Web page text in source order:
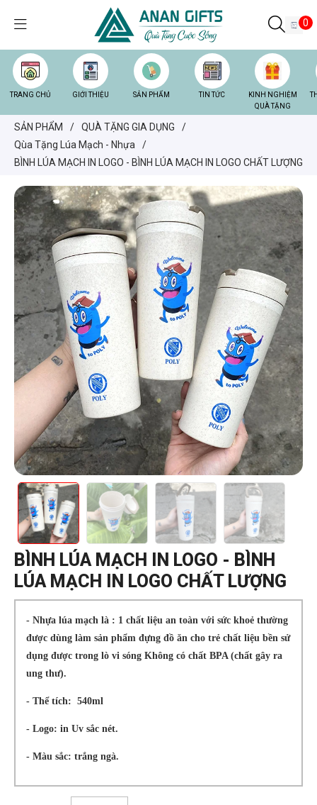
0
TRANG CHỦ GIỚI THIỆU SẢN PHẨM TIN TỨC
KINH NGHIỆM
QUÀ TẶNG
SẢN PHẨM / QUÀ TẶNG GIA DỤNG
/
Qùa Tặng Lúa Mạch - Nhựa
/
BÌNH LÚA MẠCH IN LOGO - BÌNH LÚA MẠCH IN LOGO CHẤT LƯỢNG
BÌNH LÚA MẠCH IN LOGO - BÌNH
LÚA MẠCH IN LOGO CHẤT LƯỢNG
- Nhựa lúa mạch là : 1 chất liệu an toàn với sức khoẻ thường
được dùng làm sản phẩm đựng đồ ăn cho trẻ chất liệu bền sử
dụng được trong lò vi sóng Không có chất BPA (chất gây ra
ung thư).
- Thể tích: 540ml
- Logo: in Uv sắc nét.
- Màu sắc: trắng ngà.